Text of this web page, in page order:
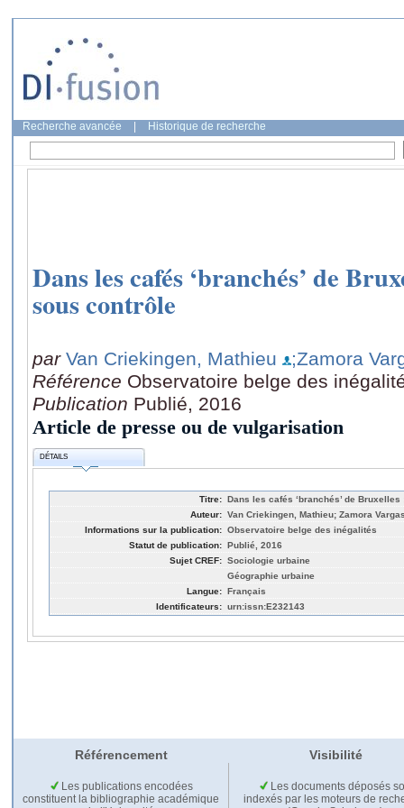
Recherche avancée Historique de recherche
Dans les cafés ‘branchés’ de
sous contrôle
par Van Criekingen, Mathieu
;Zamora
Référence Observatoire belge des
Publication Publié, 2016
Article de presse ou de vulgarisation
DÉTAILS
Titre: Dans les cafés ‘branchés’ de
Auteur: Van Criekingen, Mathieu; Zamora
Informations sur la publication: Observatoire belge des inégalités
Statut de publication: Publié, 2016
Sujet CREF: Sociologie urbaine
Géographie urbaine
Langue: Français
Identificateurs: urn:issn:E232143
Référencement Visibilité
Les publications encodées
constituent la bibliographie académique
Les documents déposés
indexés par les moteurs de